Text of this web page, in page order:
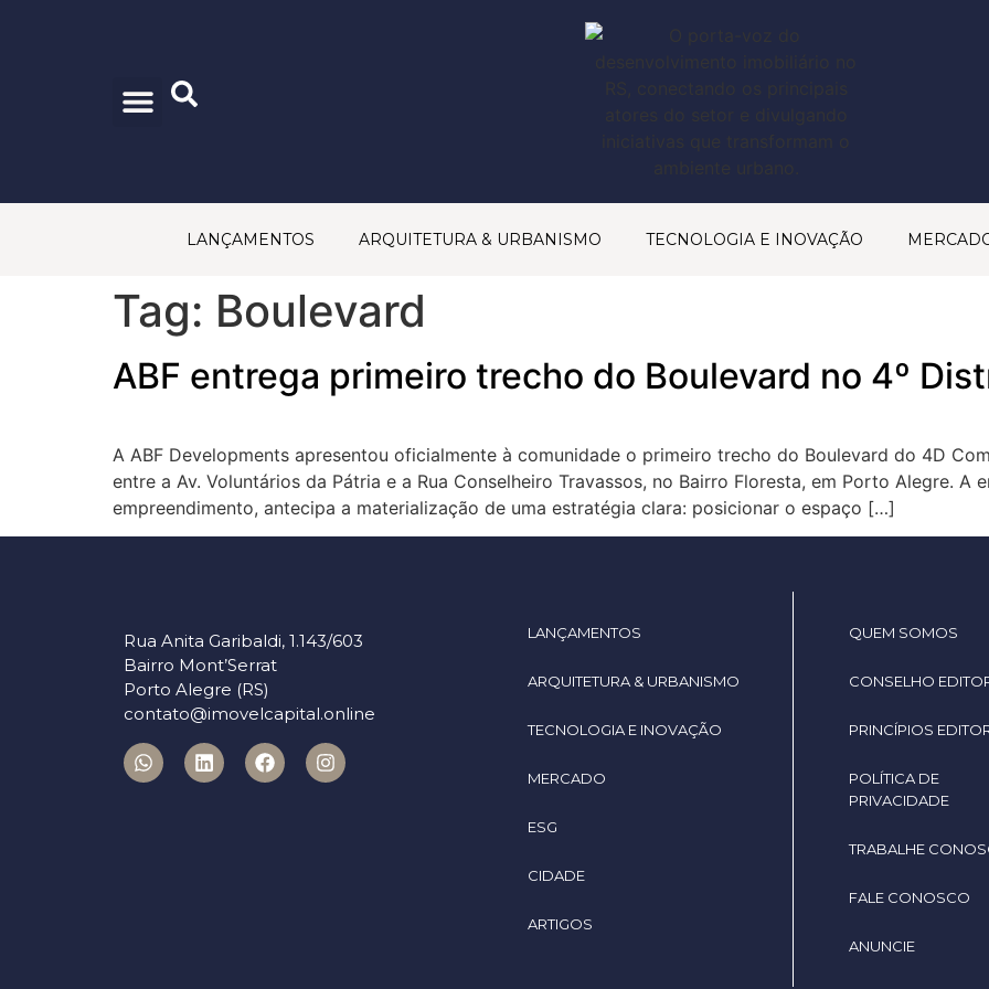
LANÇAMENTOS ARQUITETURA & URBANISMO TECNOLOGIA E INOVAÇÃO
Tag: Boulevard
ABF entrega primeiro trecho do Boulevard no 4º
A ABF Developments apresentou oficialmente à comunidade o primeiro trecho do Boulevard do 4D
entre a Av. Voluntários da Pátria e a Rua Conselheiro Travassos, no Bairro Floresta, em Porto Alegre. A
empreendimento, antecipa a materialização de uma estratégia clara: posicionar o espaço […]
Rua Anita Garibaldi, 1.143/603
Bairro Mont’Serrat
Porto Alegre (RS)
contato@imovelcapital.online
LANÇAMENTOS
ARQUITETURA & URBANISMO
TECNOLOGIA E INOVAÇÃO
MERCADO
ESG
CIDADE
ARTIGOS
QUEM SOMOS
CONSELHO
PRINCÍPIOS
POLÍTICA DE
PRIVACIDADE
TRABALHE
FALE CONOSCO
ANUNCIE